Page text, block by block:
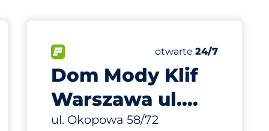
Dom Mody Klif
Warszawa ul.
Okopowa 58/72
ul. Okopowa 58/72
Liczba miejsc
Całkowita liczba
Sobota
otwarte24/7
874 m